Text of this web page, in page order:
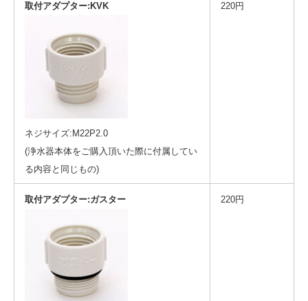
取付アダプター:KVK
ネジサイズ:M22P2.0
(浄水器本体をご購入頂いた際に付属してい
る内容と同じもの)
220円
取付アダプター:ガスター 220円